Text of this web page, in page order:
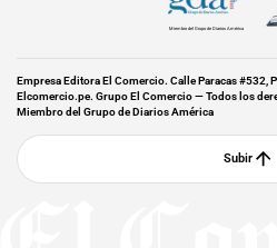
Miembro del Grupo de Diarios América
Empresa Editora El Comercio. Calle Paracas #532,
Elcomercio.pe. Grupo El Comercio — Todos los
Miembro del Grupo de Diarios América
Subir